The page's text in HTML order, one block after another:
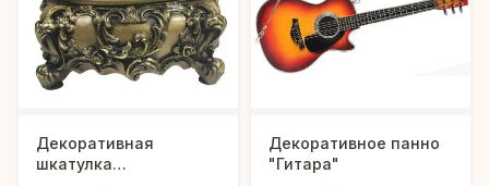
Декоративная
шкатулка
Декоративное панно
"Гитара"